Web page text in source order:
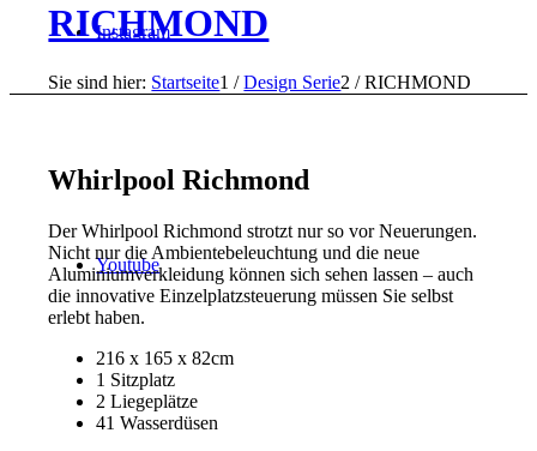
Instagram
Youtube
RICHMOND
Sie sind hier: Startseite1 / Design Serie2 / RICHMOND
Whirlpool Richmond
Der Whirlpool Richmond strotzt nur so vor Neuerungen.
Nicht nur die Ambientebeleuchtung und die neue
Aluminiumverkleidung können sich sehen lassen – auch
die innovative Einzelplatzsteuerung müssen Sie selbst
erlebt haben.
216 x 165 x 82cm
1 Sitzplatz
2 Liegeplätze
41 Wasserdüsen